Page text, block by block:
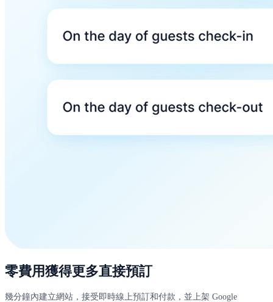
零費用獲得更多直接預訂
幾分鐘內建立網站，接受即時線上預訂和付款，並上架 Google